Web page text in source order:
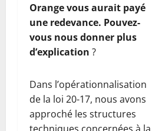
Orange vous aurait payé
une redevance. Pouvez-
vous nous donner plus
d’explication ?
Dans l’opérationnalisation
de la loi 20-17, nous avons
approché les structures
techniques concernées à la